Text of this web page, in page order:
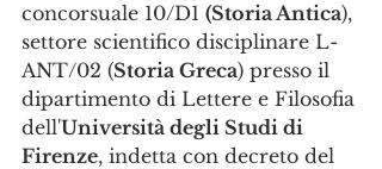
concorsuale 10/D1 (Storia Antica),
settore scientifico disciplinare L-
ANT/02 (Storia Greca) presso il
dipartimento di Lettere e Filosofia
dell'Università degli Studi di
Firenze, indetta con decreto del